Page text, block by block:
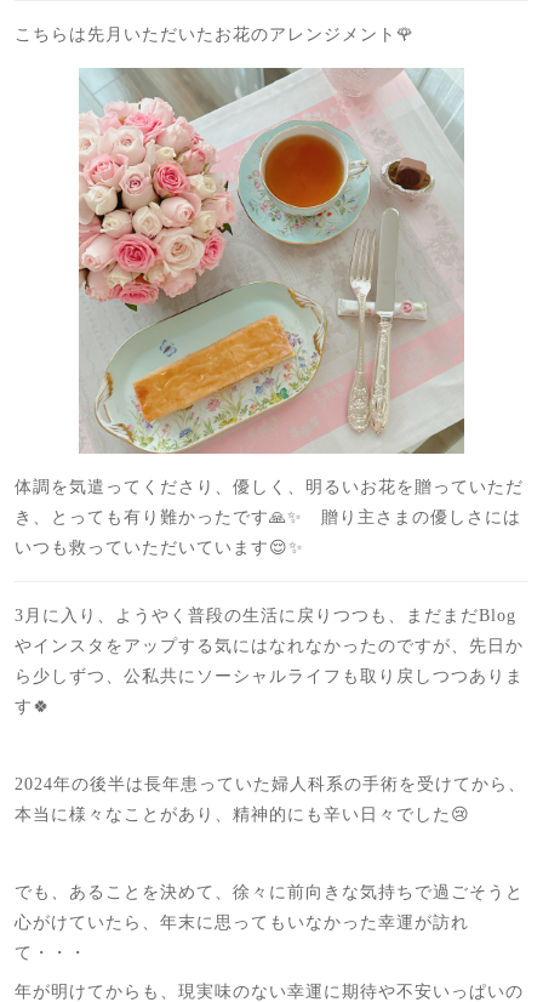
こちらは先月いただいたお花のアレンジメント🌹
体調を気遣ってくださり、優しく、明るいお花を贈っていただ
き、とっても有り難かったです🙏✨ 贈り主さまの優しさには
いつも救っていただいています😌✨
3月に入り、ようやく普段の生活に戻りつつも、まだまだBlog
やインスタをアップする気にはなれなかったのですが、先日か
ら少しずつ、公私共にソーシャルライフも取り戻しつつありま
す🍀
2024年の後半は長年患っていた婦人科系の手術を受けてから、
本当に様々なことがあり、精神的にも辛い日々でした😢
でも、あることを決めて、徐々に前向きな気持ちで過ごそうと
心がけていたら、年末に思ってもいなかった幸運が訪れ
て・・・
年が明けてからも、現実味のない幸運に期待や不安いっぱいの